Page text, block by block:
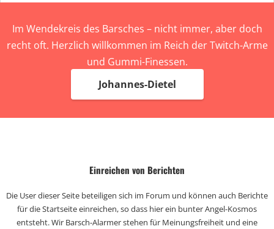
Im Wendekreis des Barsches – nicht immer, aber doch
recht oft. Herzlich willkommen im Reich der Twitch-Arme
und Gummi-Finessen.
Johannes-Dietel
Einreichen von Berichten
Die User dieser Seite beteiligen sich im Forum und können auch Berichte
für die Startseite einreichen, so dass hier ein bunter Angel-Kosmos
entsteht. Wir Barsch-Alarmer stehen für Meinungsfreiheit und eine